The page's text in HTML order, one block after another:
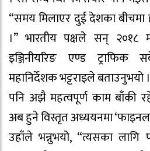
“समय मिलाएर दुई देशका बीचमा
।” भारतीय पक्षले सन् २०१८ मा
इञ्जिनीयरिङ एण्ड
महानिर्देशक भट्टराइले
पनि अझै महत्वपूर्ण काम बाँकी
अब हुने विस्तृत अध्ययनमा
उहाँले भन्नुभयो, “त्यसका